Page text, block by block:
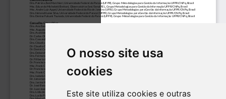
O nosso site usa
cookies
Este site utiliza cookies e outras